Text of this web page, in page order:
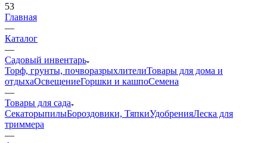
53
Главная
—
Каталог
—
Садовый инвентарь
Торф, грунты, почворазрыхлителиТовары для дома и
отдыхаОсвещениеГоршки и кашпоСемена
—
Товары для сада
СекаторыпилыБороздовики, ТяпкиУдобренияЛеска для
триммера
—